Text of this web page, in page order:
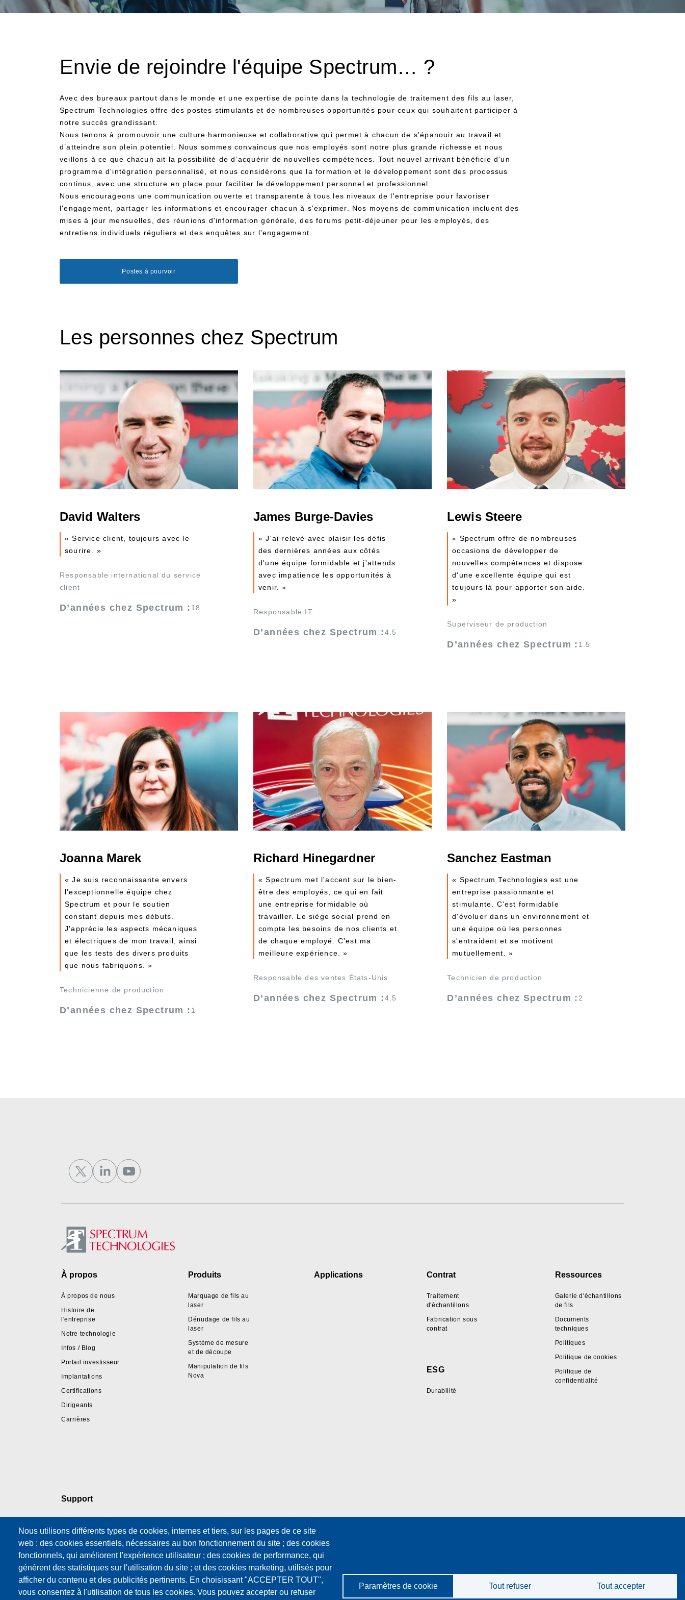
Envie de rejoindre l'équipe Spectrum… ?
Avec des bureaux partout dans le monde et une expertise de pointe dans la technologie de traitement des fils au laser,
Spectrum Technologies offre des postes stimulants et de nombreuses opportunités pour ceux qui souhaitent participer à
notre succès grandissant.
Nous tenons à promouvoir une culture harmonieuse et collaborative qui permet à chacun de s'épanouir au travail et
d’atteindre son plein potentiel. Nous sommes convaincus que nos employés sont notre plus grande richesse et nous
veillons à ce que chacun ait la possibilité de d’acquérir de nouvelles compétences. Tout nouvel arrivant bénéficie d'un
programme d'intégration personnalisé, et nous considérons que la formation et le développement sont des processus
continus, avec une structure en place pour faciliter le développement personnel et professionnel.
Nous encourageons une communication ouverte et transparente à tous les niveaux de l'entreprise pour favoriser
l'engagement, partager les informations et encourager chacun à s'exprimer. Nos moyens de communication incluent des
mises à jour mensuelles, des réunions d'information générale, des forums petit-déjeuner pour les employés, des
entretiens individuels réguliers et des enquêtes sur l'engagement.
Postes à pourvoir
Les personnes chez Spectrum
David Walters
« Service client, toujours avec le
sourire. »
Responsable international du service
client
D’années chez Spectrum : 18
James Burge-Davies
« J'ai relevé avec plaisir les défis
des dernières années aux côtés
d'une équipe formidable et j'attends
avec impatience les opportunités à
venir. »
Responsable IT
D’années chez Spectrum :4.5
Lewis Steere
« Spectrum offre de nombreuses
occasions de développer de
nouvelles compétences et dispose
d'une excellente équipe qui est
toujours là pour apporter son aide.
»
Superviseur de production
D’années chez Spectrum : 1.5
Joanna Marek
« Je suis reconnaissante envers
l'exceptionnelle équipe chez
Spectrum et pour le soutien
constant depuis mes débuts.
J'apprécie les aspects mécaniques
et électriques de mon travail, ainsi
que les tests des divers produits
que nous fabriquons. »
Technicienne de production
D’années chez Spectrum : 1
Richard Hinegardner
« Spectrum met l'accent sur le bien-
être des employés, ce qui en fait
une entreprise formidable où
travailler. Le siège social prend en
compte les besoins de nos clients et
de chaque employé. C’est ma
meilleure expérience. »
Responsable des ventes États-Unis
D’années chez Spectrum :4.5
Sanchez Eastman
« Spectrum Technologies est une
entreprise passionnante et
stimulante. C'est formidable
d'évoluer dans un environnement et
une équipe où les personnes
s'entraident et se motivent
mutuellement. »
Technicien de production
D’années chez Spectrum :2
Nous utilisons différents types de cookies, internes et tiers, sur les pages de ce site
web : des cookies essentiels, nécessaires au bon fonctionnement du site ; des cookies
fonctionnels, qui améliorent l'expérience utilisateur ; des cookies de performance, qui
génèrent des statistiques sur l'utilisation du site ; et des cookies marketing, utilisés pour
afficher du contenu et des publicités pertinents. En choisissant "ACCEPTER TOUT",
vous consentez à l'utilisation de tous les cookies. Vous pouvez accepter ou refuser
Paramètres de cookie Tout refuser Tout accepter
Footer
À propos
À propos de nous
Histoire de
l'entreprise
Notre technologie
Infos / Blog
Portail investisseur
Implantations
Certifications
Dirigeants
Carrières
Produits
Marquage de fils au
laser
Dénudage de fils au
laser
Système de mesure
et de découpe
Manipulation de fils
Nova
Applications Contrat
Traitement
d'échantillons
Fabrication sous
contrat
ESG
Durabilité
Ressources
Galerie d'échantillons
de fils
Documents
techniques
Politiques
Politique de cookies
Politique de
confidentialité
Support
Formation
demande de service
Contrat de
maintenance